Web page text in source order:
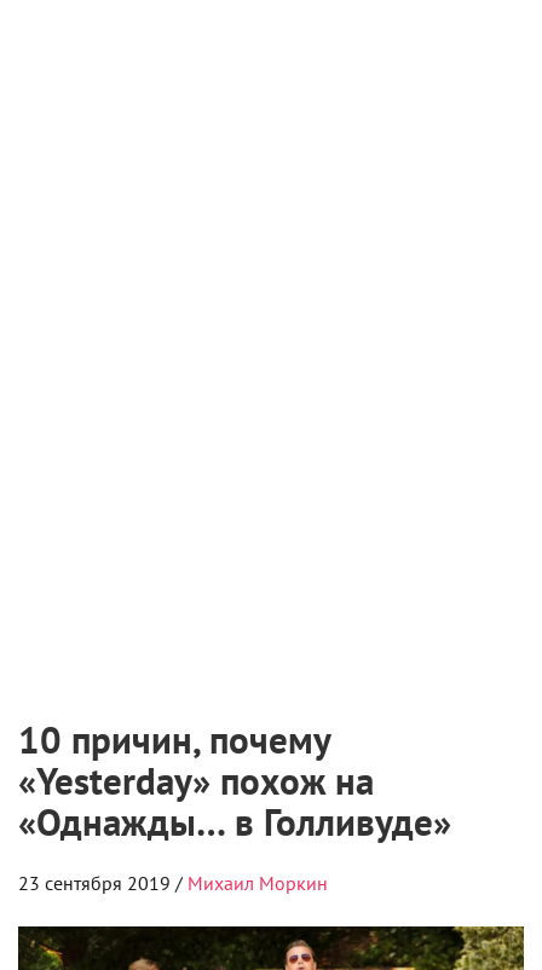
10 причин, почему
«Yesterday» похож на
«Однажды… в Голливуде»
23 сентября 2019 / Михаил Моркин